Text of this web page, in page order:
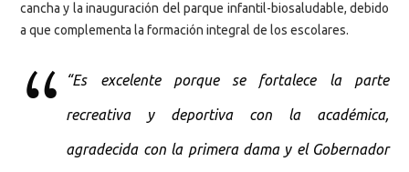
cancha y la inauguración del parque infantil-biosaludable, debido
a que complementa la formación integral de los escolares.
“Es excelente porque se fortalece la parte
recreativa y deportiva con la académica,
agradecida con la primera dama y el Gobernador